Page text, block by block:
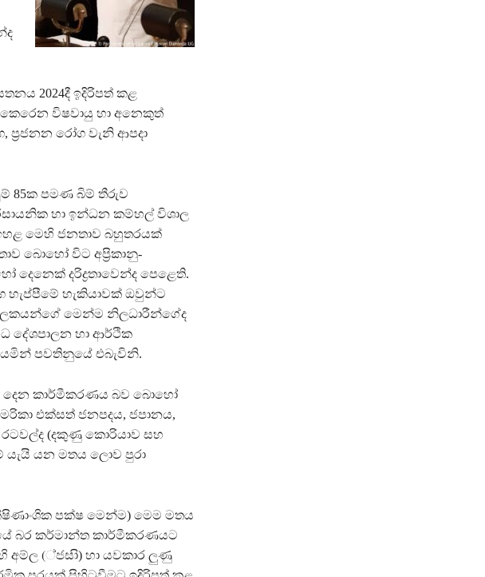
2024දී ඉදිරිපත් කළ
විෂවායු හා අනෙකුත්
ප්‍රජනන රෝග වැනි ආපදා
85ක පමණ බිම් තීරුව
හා ඉන්ධන කම්හල් විශාල
මෙහි ජනතාව බහුතරයක්
බොහෝ විට අප්‍රිකානු-
දරිද්‍රතාවෙන්ද පෙළෙති.
හැකියාවක් ඔවුන්ට
මෙන්ම නිලධාරීන්ගේද
දේශපාලන හා ආර්ථික
පවතිනුයේ එබැවිනි.
දෙන කාර්මීකරණය බව බොහෝ
එක්සත් ජනපදය, ජපානය,
රටවල්ද (දකුණු කොරියාව සහ
යැයි යන මතය ලොව පුරා
පක්ෂ මෙන්ම) මෙම මතය
බර කර්මාන්ත කාර්මීකරණයට
අම්ල (්ජසාි) හා යවකාර ලුණු